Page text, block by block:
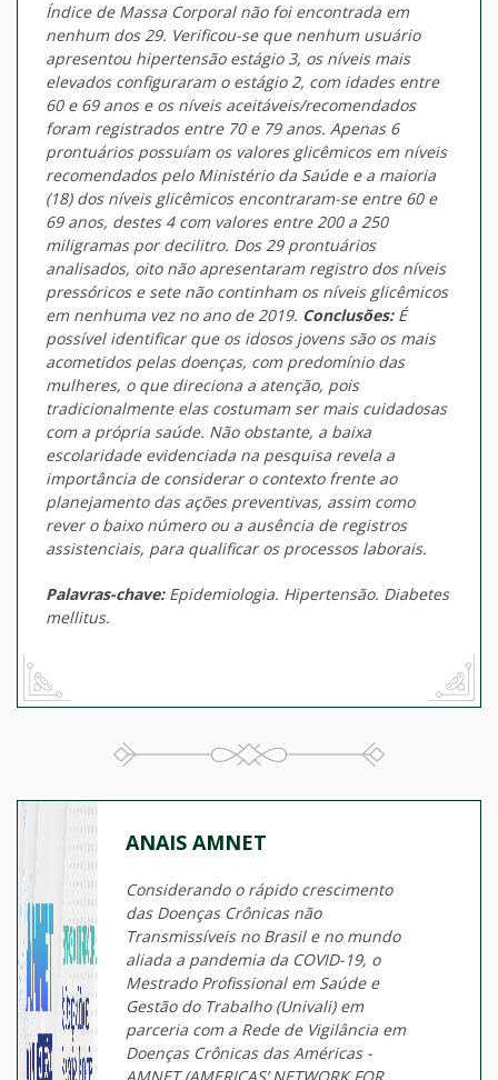
Índice de Massa Corporal não foi encontrada em
nenhum dos 29. Verificou-se que nenhum usuário
apresentou hipertensão estágio 3, os níveis mais
elevados configuraram o estágio 2, com idades entre
60 e 69 anos e os níveis aceitáveis/recomendados
foram registrados entre 70 e 79 anos. Apenas 6
prontuários possuíam os valores glicêmicos em níveis
recomendados pelo Ministério da Saúde e a maioria
(18) dos níveis glicêmicos encontraram-se entre 60 e
69 anos, destes 4 com valores entre 200 a 250
miligramas por decilitro. Dos 29 prontuários
analisados, oito não apresentaram registro dos níveis
pressóricos e sete não continham os níveis glicêmicos
em nenhuma vez no ano de 2019. Conclusões: É
possível identificar que os idosos jovens são os mais
acometidos pelas doenças, com predomínio das
mulheres, o que direciona a atenção, pois
tradicionalmente elas costumam ser mais cuidadosas
com a própria saúde. Não obstante, a baixa
escolaridade evidenciada na pesquisa revela a
importância de considerar o contexto frente ao
planejamento das ações preventivas, assim como
rever o baixo número ou a ausência de registros
assistenciais, para qualificar os processos laborais.
Palavras-chave: Epidemiologia. Hipertensão. Diabetes
mellitus.
ANAIS AMNET
Considerando o rápido crescimento
das Doenças Crônicas não
Transmissíveis no Brasil e no mundo
aliada a pandemia da COVID-19, o
Mestrado Profissional em Saúde e
Gestão do Trabalho (Univali) em
parceria com a Rede de Vigilância em
Doenças Crônicas das Américas -